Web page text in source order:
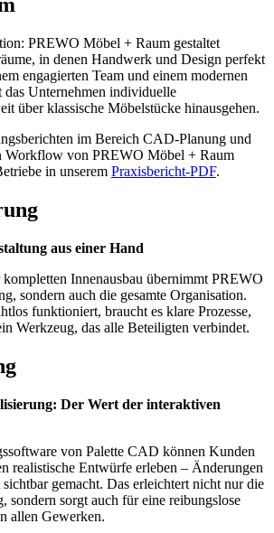
PREWO Möbel + Raum gestaltet
in denen Handwerk und Design perfekt
engagierten Team und einem modernen
Unternehmen individuelle
über klassische Möbelstücke hinausgehen.
im Bereich CAD-Planung und
Workflow von PREWO Möbel + Raum
in unserem Praxisbericht-PDF.
aus einer Hand
Innenausbau übernimmt PREWO
sondern auch die gesamte Organisation.
funktioniert, braucht es klare Prozesse,
Werkzeug, das alle Beteiligten verbindet.
Der Wert der interaktiven
von Palette CAD können Kunden
realistische Entwürfe erleben – Änderungen
gemacht. Das erleichtert nicht nur die
sondern sorgt auch für eine reibungslose
allen Gewerken.